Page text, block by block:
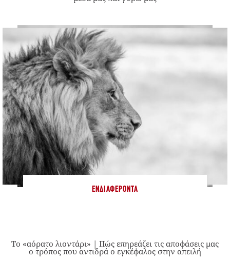
ΕΝΔΙΑΦΈΡΟΝΤΑ
Το «αόρατο λιοντάρι» | Πώς επηρεάζει τις αποφάσεις μας
ο τρόπος που αντιδρά ο εγκέφαλος στην απειλή